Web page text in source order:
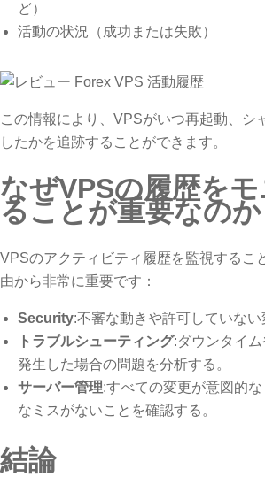
ど）
活動の状況（成功または失敗）
この情報により、VPSがいつ再起動、シ
したかを追跡することができます。
なぜVPSの履歴を
ることが重要なのか
VPSのアクティビティ履歴を監視するこ
由から非常に重要です：
Security:不審な動きや許可していない
トラブルシューティング:ダウンタイ
発生した場合の問題を分析する。
サーバー管理:すべての変更が意図的
なミスがないことを確認する。
結論